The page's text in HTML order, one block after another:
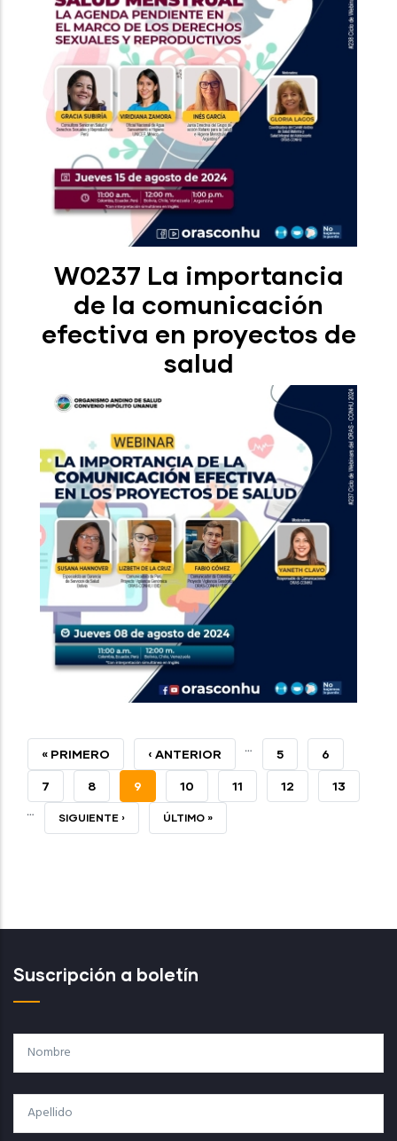
W0237 La importancia
de la comunicación
efectiva en proyectos de
salud
PRIMERA
PÁGINA
« PRIMERO
PÁGINA
ANTERIOR
‹ ANTERIOR … PAGE
5 PAGE
6
PAGE
7 PAGE
8
PÁGINA
ACTUAL
9 PAGE
10 PAGE
11 PAGE
12 PAGE
13
… SIGUIENTE
SIGUIENTE › ÚLTIMA
ÚLTIMO »
Suscripción a boletín
Nombre
Apellido